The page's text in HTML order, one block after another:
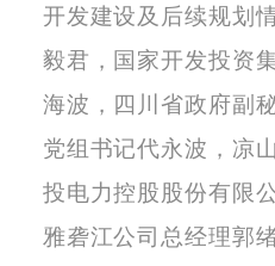
开发建设及后续规划
毅君，国家开发投资
海波，四川省政府副
党组书记代永波，凉
投电力控股股份有限
雅砻江公司总经理郭